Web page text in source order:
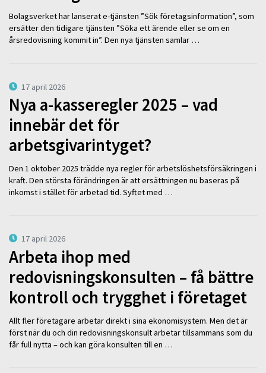
Bolagsverket har lanserat e-tjänsten ”Sök företagsinformation”, som
ersätter den tidigare tjänsten ”Söka ett ärende eller se om en
årsredovisning kommit in”. Den nya tjänsten samlar …
17 april 2026
Nya a-kasseregler 2025 – vad
innebär det för
arbetsgivarintyget?
Den 1 oktober 2025 trädde nya regler för arbetslöshetsförsäkringen i
kraft. Den största förändringen är att ersättningen nu baseras på
inkomst i stället för arbetad tid. Syftet med …
17 april 2026
Arbeta ihop med
redovisningskonsulten – få bättre
kontroll och trygghet i företaget
Allt fler företagare arbetar direkt i sina ekonomisystem. Men det är
först när du och din redovisningskonsult arbetar tillsammans som du
får full nytta – och kan göra konsulten till en …